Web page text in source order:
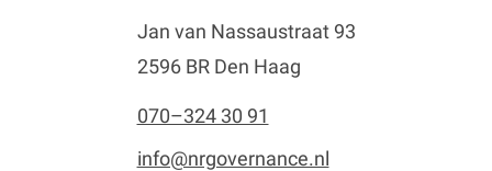
Jan van Nassaustraat 93
2596 BR Den Haag
070–324 30 91
info@nrgovernance.nl